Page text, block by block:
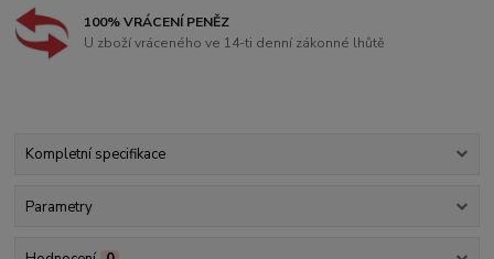
100% VRÁCENÍ PENĚZ
U zboží vráceného ve 14-ti denní zákonné lhůtě
Kompletní specifikace
Parametry